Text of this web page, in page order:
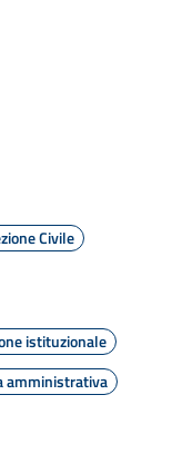
Civile
istituzionale
amministrativa